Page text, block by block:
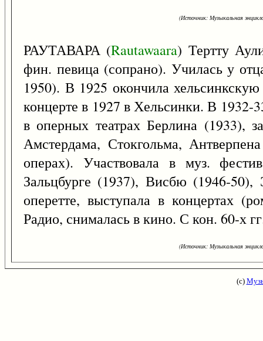
(Источник: Музыкальная
РАУТАВАРА (Rautawaara) Тертту
фин. певица (сопрано). Училась у
1950). В 1925 окончила
концерте в 1927 в Хельсинки. В
в оперных театрах Берлина (1933),
Амстердама, Стокгольма,
операх). Участвовала в муз.
Зальцбурге (1937), Висбю (1946-
оперетте, выступала в концертах
Радио, снималась в кино. С кон. 60-х
(Источник: Музыкальная
(с)